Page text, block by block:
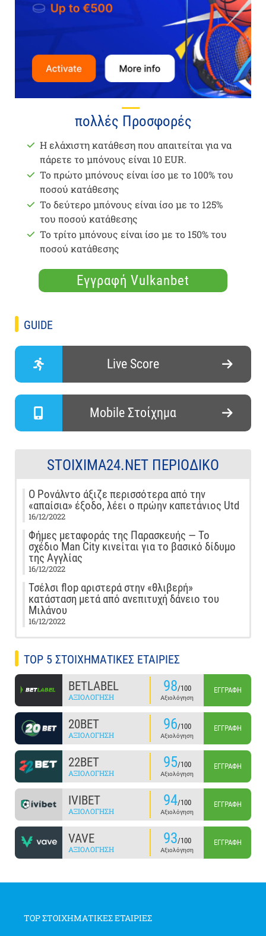
πολλές Προσφορές
Η ελάχιστη κατάθεση που απαιτείται για να
πάρετε το μπόνους είναι 10 EUR.
Το πρώτο μπόνους είναι ίσο με το 100% του
ποσού κατάθεσης
Το δεύτερο μπόνους είναι ίσο με το 125%
του ποσού κατάθεσης
Το τρίτο μπόνους είναι ίσο με το 150% του
ποσού κατάθεσης
Εγγραφή Vulkanbet
GUIDE
Live Score
Mobile Στοίχημα
STOIXIMA24.NET ΠΕΡΙΟΔΙΚΌ
Ο Ρονάλντο άξιζε περισσότερα από την
«απαίσια» έξοδο, λέει ο πρώην καπετάνιος Utd
16/12/2022
Φήμες μεταφοράς της Παρασκευής — Το
σχέδιο Man City κινείται για το βασικό δίδυμο
της Αγγλίας
16/12/2022
Τσέλσι flop αριστερά στην «θλιβερή»
κατάσταση μετά από ανεπιτυχή δάνειο του
Μιλάνου
16/12/2022
TOP 5 ΣΤΟΙΧΗΜΑΤΙΚΕΣ ΕΤΑΙΡΙΕΣ
BETLABEL
ΑΞΙΟΛΌΓΗΣΗ
98/100
Αξιολόγηση
ΕΓΓΡΑΦΉ
20BET
ΑΞΙΟΛΌΓΗΣΗ
96/100
Αξιολόγηση
ΕΓΓΡΑΦΉ
22BET
ΑΞΙΟΛΌΓΗΣΗ
95/100
Αξιολόγηση
ΕΓΓΡΑΦΉ
IVIBET
ΑΞΙΟΛΌΓΗΣΗ
94/100
Αξιολόγηση
ΕΓΓΡΑΦΉ
VAVE
ΑΞΙΟΛΌΓΗΣΗ
93/100
Αξιολόγηση
ΕΓΓΡΑΦΉ
TOP ΣΤΟΙΧΗΜΑΤΙΚΕΣ ΕΤΑΙΡΙΕΣ